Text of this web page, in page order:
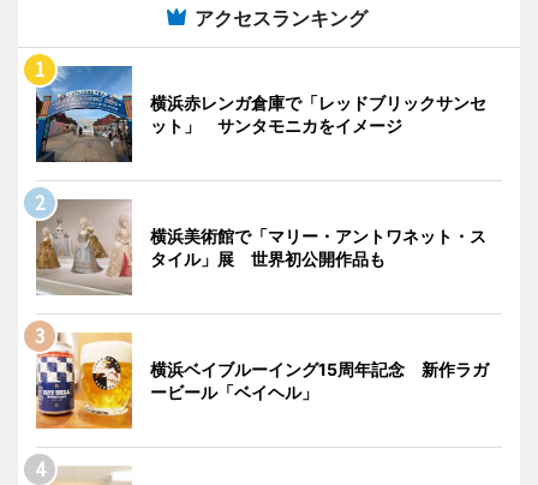
アクセスランキング
横浜赤レンガ倉庫で「レッドブリックサンセ
ット」 サンタモニカをイメージ
横浜美術館で「マリー・アントワネット・ス
タイル」展 世界初公開作品も
横浜ベイブルーイング15周年記念 新作ラガ
ービール「ベイヘル」